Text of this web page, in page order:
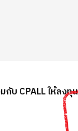
บ CPALL ให้ล